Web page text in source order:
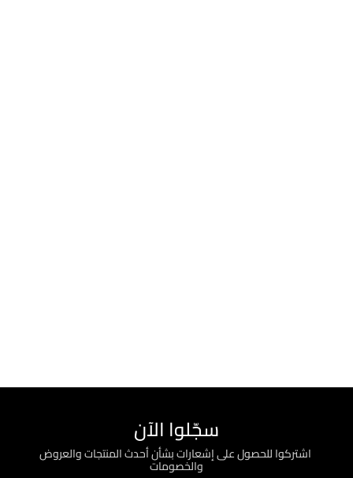
سجّلوا الآن
؜ اشتركوا للحصول على إشعارات بشأن أحدث المنتجات والعروض
والخصومات